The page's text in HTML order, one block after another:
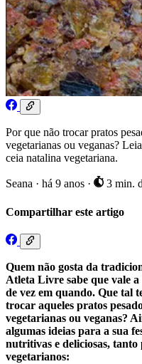
Por que não trocar pratos
vegetarianas ou veganas?
ceia natalina vegetariana.
Seana · há 9 anos · 3 min.
Compartilhar este artigo
Quem não gosta da
Atleta Livre sabe que vale
de vez em quando. Que tal
trocar aqueles pratos
vegetarianas ou veganas?
algumas ideias para a sua
nutritivas e deliciosas,
vegetarianos: